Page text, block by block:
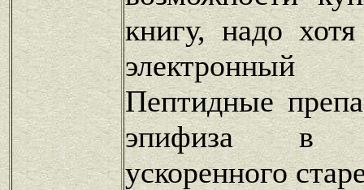
книгу, надо
Пептидные
эпифиза в
ускоренного